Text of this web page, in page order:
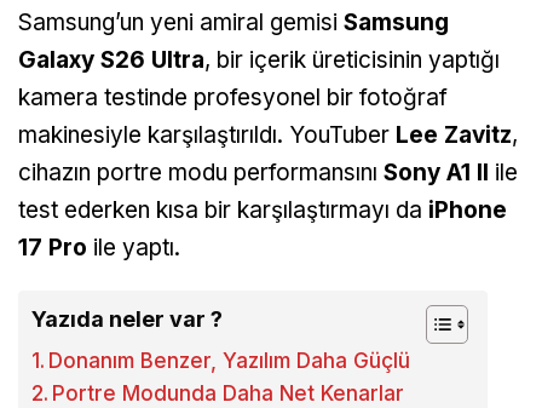
Samsung’un yeni amiral gemisi Samsung
Galaxy S26 Ultra, bir içerik üreticisinin yaptığı
kamera testinde profesyonel bir fotoğraf
makinesiyle karşılaştırıldı. YouTuber Lee Zavitz,
cihazın portre modu performansını Sony A1 II ile
test ederken kısa bir karşılaştırmayı da iPhone
17 Pro ile yaptı.
Yazıda neler var ?
Donanım Benzer, Yazılım Daha Güçlü
Portre Modunda Daha Net Kenarlar